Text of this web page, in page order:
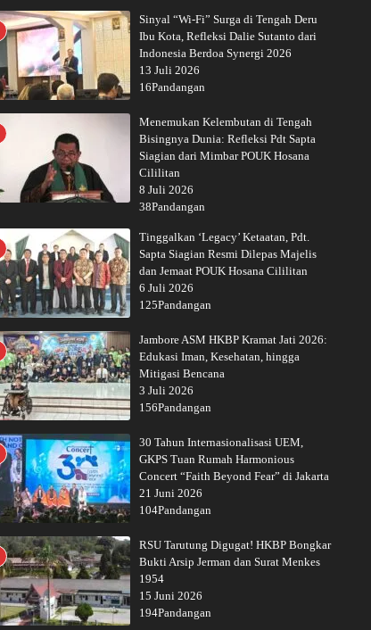
Sinyal “Wi-Fi” Surga di Tengah Deru
Ibu Kota, Refleksi Dalie Sutanto dari
Indonesia Berdoa Synergi 2026
13 Juli 2026
16Pandangan
Menemukan Kelembutan di Tengah
Bisingnya Dunia: Refleksi Pdt Sapta
Siagian dari Mimbar POUK Hosana
Cililitan
8 Juli 2026
38Pandangan
Tinggalkan ‘Legacy’ Ketaatan, Pdt.
Sapta Siagian Resmi Dilepas Majelis
dan Jemaat POUK Hosana Cililitan
6 Juli 2026
125Pandangan
Jambore ASM HKBP Kramat Jati 2026:
Edukasi Iman, Kesehatan, hingga
Mitigasi Bencana
3 Juli 2026
156Pandangan
30 Tahun Internasionalisasi UEM,
GKPS Tuan Rumah Harmonious
Concert “Faith Beyond Fear” di Jakarta
21 Juni 2026
104Pandangan
RSU Tarutung Digugat! HKBP Bongkar
Bukti Arsip Jerman dan Surat Menkes
1954
15 Juni 2026
194Pandangan